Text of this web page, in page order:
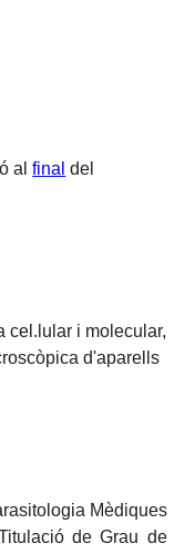
alfinal del
cel.lular i molecular,
d'aparells
Mèdiques
de Grau de